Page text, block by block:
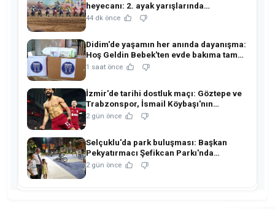
heyecanı: 2. ayak yarışlarında
şampiyonlar belli oldu!
44 dk önce
Didim'de yaşamın her anında dayanışma:
Hoş Geldin Bebek'ten evde bakıma tam
destek!
1 saat önce
İzmir'de tarihi dostluk maçı: Göztepe ve
Trabzonspor, İsmail Köybaşı'nın
jübilesinde buluşuyor!
2 gün önce
Selçuklu'da park buluşması: Başkan
Pekyatırmacı Şefikcan Parkı'nda
hemşehrileriyle buluştu!
2 gün önce